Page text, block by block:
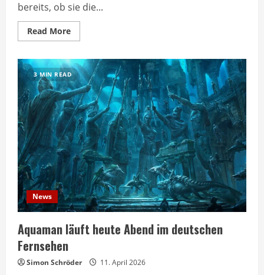
bereits, ob sie die...
Read MoreRead
more
Wars-
Schauspielerin
für
Superman-
Film
gecastet
3 MIN READ
News
Aquaman läuft heute Abend im deutschen
Fernsehen
Simon Schröder 11. April 2026